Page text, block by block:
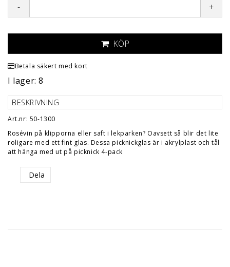
- +
KÖP
Betala säkert med kort
I lager: 8
BESKRIVNING
Art.nr: 50-1300
Rosévin på klipporna eller saft i lekparken? Oavsett så blir det lite
roligare med ett fint glas. Dessa picknickglas är i akrylplast och tål
att hänga med ut på picknick 4-pack
Dela